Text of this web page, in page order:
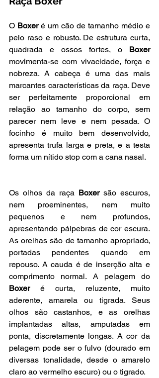
O Boxer é um cão de tamanho médio e
pelo raso e robusto. De estrutura curta,
quadrada e ossos fortes, o
Boxer
movimenta-se com vivacidade, força e
nobreza. A cabeça é uma das mais
marcantes características da raça. Deve
ser perfeitamente proporcional em
relação ao tamanho do corpo, sem
parecer nem leve e nem pesada. O
focinho é muito bem desenvolvido,
apresenta trufa larga e preta, e a testa
forma um nítido stop com a cana nasal.
Os olhos da raça Boxer são escuros,
nem proeminentes, nem muito
pequenos e nem profundos,
apresentando pálpebras de cor escura.
As orelhas são de tamanho apropriado,
portadas pendentes quando em
repouso. A cauda é de inserção alta e
Boxer é curta, reluzente, muito
aderente, amarela ou tigrada. Seus
olhos são castanhos, e as orelhas
implantadas altas, amputadas em
ponta, discretamente longas. A cor da
pelagem pode ser o fulvo (dourado em
diversas tonalidade, desde o amarelo
claro ao vermelho escuro) ou o tigrado.